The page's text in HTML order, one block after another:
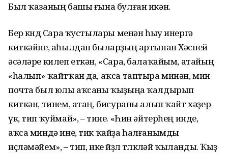
Был ҡазаның башы ғына булған икән.
Бер көндө Сара ҡустылары менән һыу инергә
киткәйне, аһылдап быларҙың артынан Хәспей
әсәләре килеп еткән, «Сара, балаҡайым, атайың
«һалып» ҡайтҡан да, аҡса таптыра минән, мин
почта был юлы аҡсаны ҡыҙыңа ҡалдырып
киткән, тинем, атаң, бисураны алып ҡайт хәҙер
үк, тип ҡуймай», – тине. «Һин әйтерһең инде,
аҡса миндә ине, тик ҡайҙа һалғанымды
иҫләмәйем», – тип, ике йөҙлө төлкөләй ҡыланды. Ҡыҙ